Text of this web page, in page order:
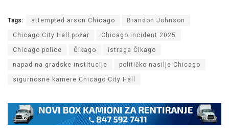
Tags: attempted arson Chicago Brandon Johnson
Chicago City Hall požar Chicago incident 2025
Chicago police Čikago istraga Čikago
napad na gradske institucije političko nasilje Chicago
sigurnosne kamere Chicago City Hall